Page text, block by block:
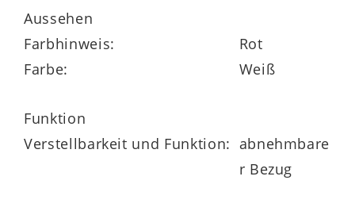
Zu den Vorzügen der insgesamt ca.
hohen
Tonnentaschenfederkernmatratze
Oberflächeneinschnitte
dieSchulterabsenkung, die für eine
ideale Liegeposition elementar ist. Ein
Aussehen
Farbhinweis:
Rot
Farbe:
Weiß
Funktion
Verstellbarkeit und Funktion: abnehmbare
r Bezug